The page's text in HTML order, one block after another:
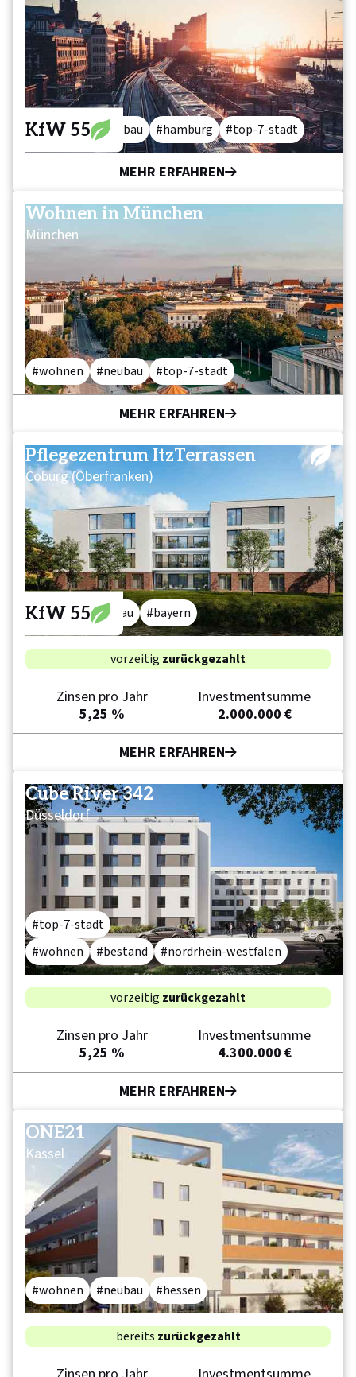
wohnen neubau hamburg top-7-stadt
KfW 55
MEHR ERFAHREN
Wohnen in München
München
wohnen neubau top-7-stadt
MEHR ERFAHREN
Pflegezentrum ItzTerrassen
Coburg (Oberfranken)
pflege neubau bayern
KfW 55
vorzeitig zurückgezahlt
Zinsen pro Jahr
5,25 %
Investmentsumme
2.000.000 €
MEHR ERFAHREN
Cube River 342
Düsseldorf
wohnen bestand nordrhein-westfalen
top-7-stadt
vorzeitig zurückgezahlt
Zinsen pro Jahr
5,25 %
Investmentsumme
4.300.000 €
MEHR ERFAHREN
ONE21
Kassel
wohnen neubau hessen
bereits zurückgezahlt